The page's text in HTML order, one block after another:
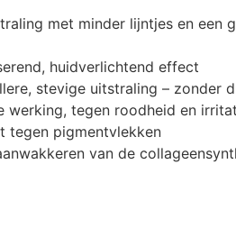
met minder lijntjes en een
huidverlichtend effect
stevige uitstraling – zonder
werking, tegen roodheid en
tegen pigmentvlekken
van de